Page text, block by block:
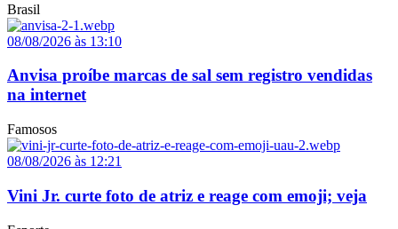
Brasil
08/08/2026 às 13:10
Anvisa proíbe marcas de sal sem registro vendidas
na internet
Famosos
08/08/2026 às 12:21
Vini Jr. curte foto de atriz e reage com emoji; veja